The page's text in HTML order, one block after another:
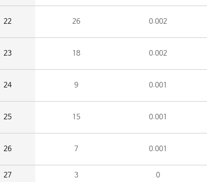
22 26 0.002
23 18 0.002
24 9 0.001
25 15 0.001
26 7 0.001
27 3 0